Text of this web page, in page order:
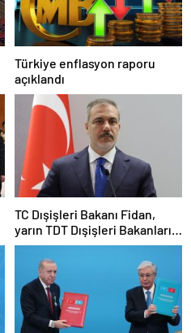
Türkiye enflasyon raporu
açıklandı
TC Dışişleri Bakanı Fidan,
yarın TDT Dışişleri Bakanları
Konseyi Toplantısı’na
katılacak